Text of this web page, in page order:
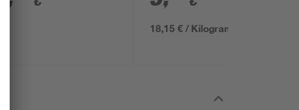
18,15 € / Kilogramm